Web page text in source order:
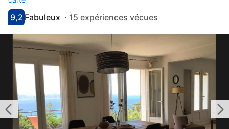
Avec une note de 9.2
9,2
fabuleuxFabuleux · 15 expériences vécues